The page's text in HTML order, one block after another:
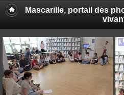
Mascarille, portail des